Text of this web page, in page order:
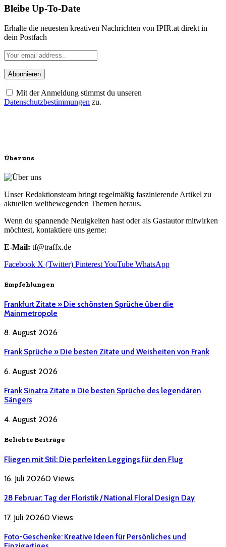
Bleibe Up-To-Date
Erhalte die neuesten kreativen Nachrichten von IPIR.at direkt in
dein Postfach
Mit der Anmeldung stimmst du unseren
Datenschutzbestimmungen zu.
Über uns
Unser Redaktionsteam bringt regelmäßig faszinierende Artikel zu
aktuellen weltbewegenden Themen heraus.
Wenn du spannende Neuigkeiten hast oder als Gastautor mitwirken
möchtest, kontaktiere uns gerne:
E-Mail: tf@traffx.de
Facebook X (Twitter) PinterestYouTube WhatsApp
Empfehlungen
Frankfurt Zitate » Die schönsten Sprüche über die
Mainmetropole
8. August 2026
Frank Sprüche » Die besten Zitate und Weisheiten von Frank
6. August 2026
Frank Sinatra Zitate » Die besten Sprüche des legendären
Sängers
4. August 2026
Beliebte Beiträge
Fliegen mit Stil: Die perfekten Leggings für den Flug
16. Juli 20260 Views
28 Februar: Tag der Floristik / National Floral Design Day
17. Juli 20260 Views
Foto-Geschenke: Kreative Ideen für Persönliches und